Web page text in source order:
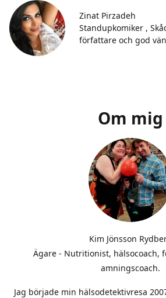
Zinat Pirzadeh
Standupkomiker ,
författare och god
Om mig
Kim Jönsson
Ägare - Nutritionist, hälsocoach,
amningscoach.
Jag började min hälsodetektivresa